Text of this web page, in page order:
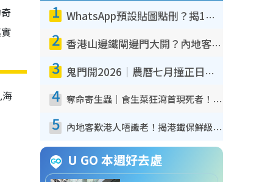
1 WhatsApp預設貼圖點刪？揭1招「反向操作」還原簡潔介面 附3步實測教學
2 香港山邊鐵閘邊門大開？內地客困惑意義何在！網民神回覆：呢種叫法理性防禦
3 鬼門開2026｜農曆七月撞正日全食特別邪？專家警告切忌做一事！揭4大禁忌+2招保平安
4 奪命寄生蟲｜食生菜狂瀉首現死者！疫潮惡化錄1.8萬宗病例 揭洗菜3大謬誤
5 內地客歎港人唔識老！揭港鐵保鮮級冷氣 港人求放過：咪投訴
U GO 本週好去處